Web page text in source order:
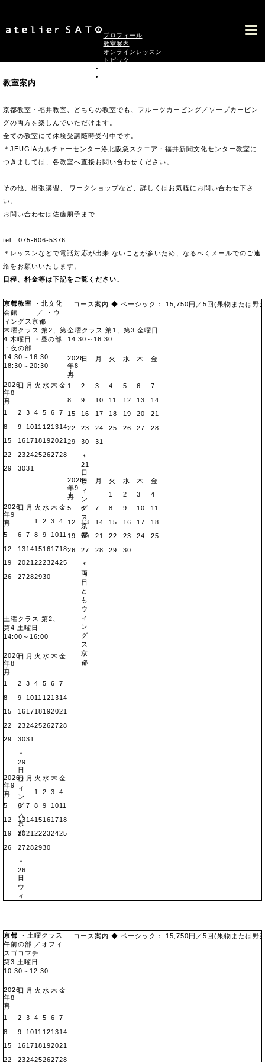
プロフィール
教室案内
オンラインレッスン
トピック
京都教室・福井教室、どちらの教室でも、フルーツカービング／ソープカービン
グの両方を楽しんでいただけます。
全ての教室にて体験受講随時受付中です。
＊JEUGIAカルチャーセンター洛北阪急スクエア・福井新聞文化センター教室に
つきましては、各教室へ直接お問い合わせください。
その他、出張講習、 ワークショップなど、詳しくはお気軽にお問い合わせ下さ
い。
tel : 075-606-5376
＊レッスンなどで電話対応が出来 ないことが多いため、なるべくメールでのご連
日程、料金等は下記をご覧ください↓
京都教室 ・北文化
会館
／ ・ウ
ィングス京都
コース案内 ◆ ベーシック： 15,750円／5回(果物または
木曜クラス 第2、第
4 木曜日 ・昼の部
・夜の部
14:30～16:30
18:30～20:30
2026
年8
月
日 月 火 水 木 金
土
1
2 3 4 5 6
7
8
9 1011 121314
15
161718192021
22
232425262728
29
3031
2026
年9
月
日 月 火 水 木 金
土
1 2 3
4
5
6 7 8 9 1011
12
131415161718
19
2021 22232425
26
27282930
金曜クラス 第1、第3 金曜日
14:30～16:30
2026
年8
月
日 月 火 水 木
金
土
1
2 3 4 5 6
7
8
9 10 11 12 13
14
15
16 17 18 19 20
21
22
23 24 25 26 27
28
29
30 31
＊
21
日
ウ
ィ
ン
グ
ス
京
都
2026
年9
月
日 月 火 水 木
金
土
1 2 3
4
5
6 7 8 9 10
11
12
13 14 15 16 17
18
19
20 21 22 23 24
25
26
27 28 29 30
＊
両
日
と
も
ウ
ィ
ン
グ
ス
京
都
土曜クラス 第2、
第4 土曜日
14:00～16:00
2026
年8
月
日 月 火 水 木 金
土
1
2 3 4 5 6
7
8
9 1011 121314
15
161718192021
22
232425262728
29
3031
＊
29
日
ウ
ィ
ン
グ
ス
京
都
2026
年9
月
日 月 火 水 木 金
土
1 2 3
4
5
6 7 8 9 1011
12
131415161718
19
2021 22232425
26
27282930
＊
26
日
ウ
ィ
京
京都 ・土曜クラス
午前の部 ／オフィ
スゴコマチ
コース案内 ◆ ベーシック： 15,750円／5回(果物または
第3 土曜日
10:30～12:30
2026
年8
月
日 月 火 水 木 金
土
1
2 3 4 5 6
7
8
9 1011 121314
15
161718192021
22
232425262728